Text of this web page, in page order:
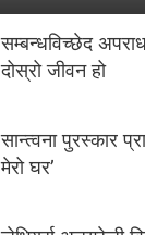
सम्बन्धविच्छेद
दोस्रो जीवन हो
सान्त्वना पुरस्कार
मेरो घर’